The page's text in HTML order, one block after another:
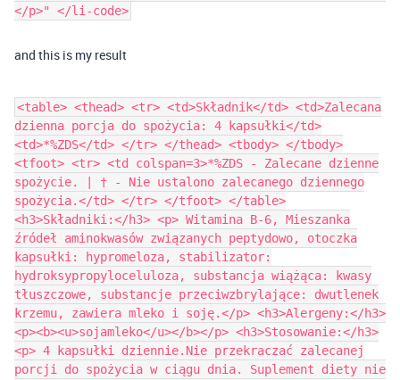
</p>" </li-code>
and this is my result
<table> <thead> <tr> <td>Składnik</td> <td>Zalecana
dzienna porcja do spożycia: 4 kapsułki</td>
<td>*%ZDS</td> </tr> </thead> <tbody> </tbody>
<tfoot> <tr> <td colspan=3>*%ZDS - Zalecane dzienne
spożycie. | † - Nie ustalono zalecanego dziennego
spożycia.</td> </tr> </tfoot> </table>
<h3>Składniki:</h3> <p> Witamina B-6, Mieszanka
źródeł aminokwasów związanych peptydowo, otoczka
kapsułki: hypromeloza, stabilizator:
hydroksypropyloceluloza, substancja wiążąca: kwasy
tłuszczowe, substancje przeciwzbrylające: dwutlenek
krzemu, zawiera mleko i soję.</p> <h3>Alergeny:</h3>
<p><b><u>sojamleko</u></b></p> <h3>Stosowanie:</h3>
<p> 4 kapsułki dziennie.Nie przekraczać zalecanej
porcji do spożycia w ciągu dnia. Suplement diety nie